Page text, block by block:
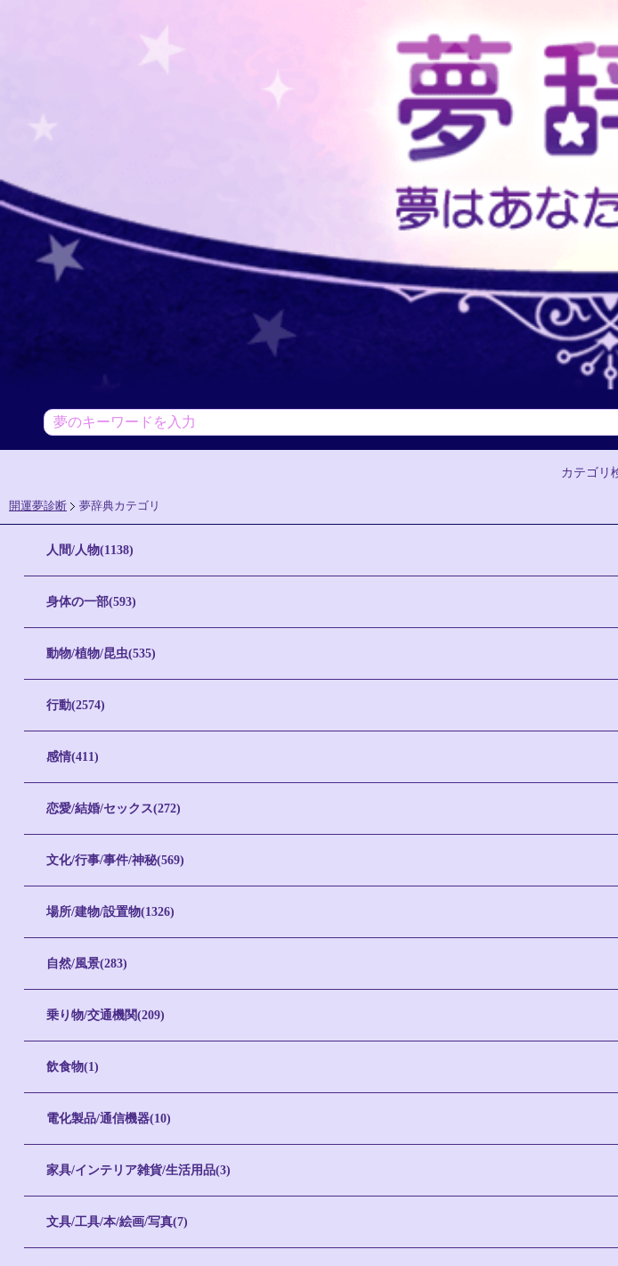
カテゴリ
開運夢診断 夢辞典カテゴリ
人間/人物(1138)
身体の一部(593)
動物/植物/昆虫(535)
行動(2574)
感情(411)
恋愛/結婚/セックス(272)
文化/行事/事件/神秘(569)
場所/建物/設置物(1326)
自然/風景(283)
乗り物/交通機関(209)
飲食物(1)
電化製品/通信機器(10)
家具/インテリア雑貨/生活用品(3)
文具/工具/本/絵画/写真(7)